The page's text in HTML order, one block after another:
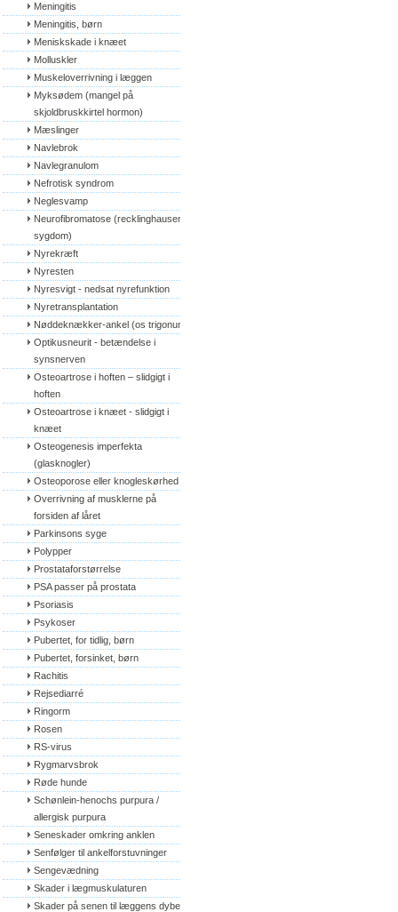
Meningitis
Meningitis, børn
Meniskskade i knæet
Molluskler
Muskeloverrivning i læggen
Myksødem (mangel på
skjoldbruskkirtel hormon)
Mæslinger
Navlebrok
Navlegranulom
Nefrotisk syndrom
Neglesvamp
Neurofibromatose (recklinghausens
sygdom)
Nyrekræft
Nyresten
Nyresvigt - nedsat nyrefunktion
Nyretransplantation
Nøddeknækker-ankel (os trigonum)
Optikusneurit - betændelse i
synsnerven
Osteoartrose i hoften – slidgigt i
hoften
Osteoartrose i knæet - slidgigt i
knæet
Osteogenesis imperfekta
(glasknogler)
Osteoporose eller knogleskørhed
Overrivning af musklerne på
forsiden af låret
Parkinsons syge
Polypper
Prostataforstørrelse
PSA passer på prostata
Psoriasis
Psykoser
Pubertet, for tidlig, børn
Pubertet, forsinket, børn
Rachitis
Rejsediarré
Ringorm
Rosen
RS-virus
Rygmarvsbrok
Røde hunde
Schønlein-henochs purpura /
allergisk purpura
Seneskader omkring anklen
Senfølger til ankelforstuvninger
Sengevædning
Skader i lægmuskulaturen
Skader på senen til læggens dybe